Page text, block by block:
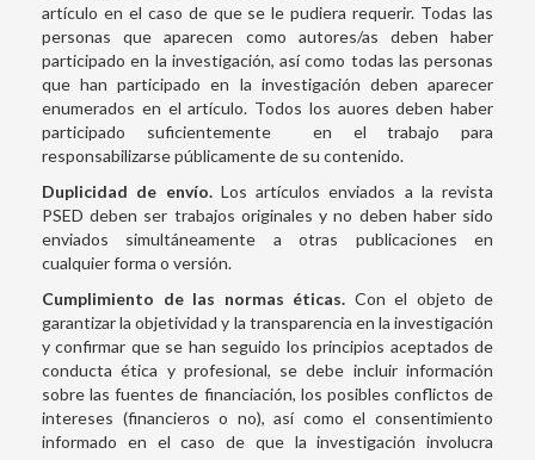
artículo en el caso de que se le pudiera requerir. Todas las
personas que aparecen como autores/as deben haber
participado en la investigación, así como todas las personas
que han participado en la investigación deben aparecer
enumerados en el artículo. Todos los auores deben haber
participado suficientemente en el trabajo para
responsabilizarse públicamente de su contenido.
Duplicidad de envío.Los artículos enviados a la revista
PSED deben ser trabajos originales y no deben haber sido
enviados simultáneamente a otras publicaciones en
cualquier forma o versión.
Cumplimiento de las normas éticas. Con el objeto de
garantizar la objetividad y la transparencia en la investigación
y confirmar que se han seguido los principios aceptados de
conducta ética y profesional, se debe incluir información
sobre las fuentes de financiación, los posibles conflictos de
intereses (financieros o no), así como el consentimiento
informado en el caso de que la investigación involucra